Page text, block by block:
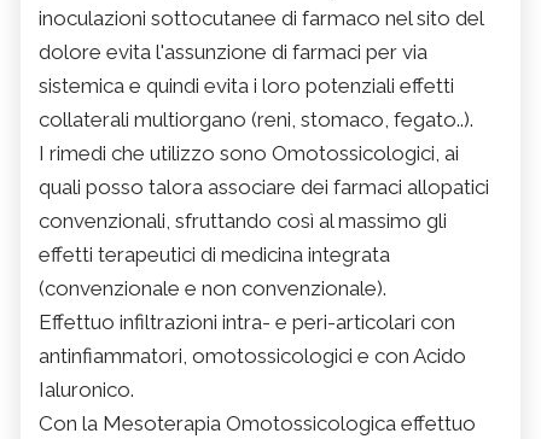
inoculazioni sottocutanee di farmaco nel sito del
dolore evita l'assunzione di farmaci per via
sistemica e quindi evita i loro potenziali effetti
collaterali multiorgano (reni, stomaco, fegato..).
I rimedi che utilizzo sono Omotossicologici, ai
quali posso talora associare dei farmaci allopatici
convenzionali, sfruttando così al massimo gli
effetti terapeutici di medicina integrata
(convenzionale e non convenzionale).
Effettuo infiltrazioni intra- e peri-articolari con
antinfiammatori, omotossicologici e con Acido
Ialuronico.
Con la Mesoterapia Omotossicologica effettuo